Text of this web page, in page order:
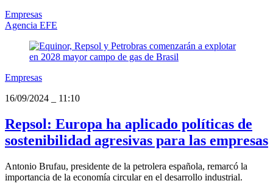
Empresas
Agencia EFE
Empresas
16/09/2024
11:10
Repsol: Europa ha aplicado políticas de
sostenibilidad agresivas para las empresas
Antonio Brufau, presidente de la petrolera española, remarcó la
importancia de la economía circular en el desarrollo industrial.